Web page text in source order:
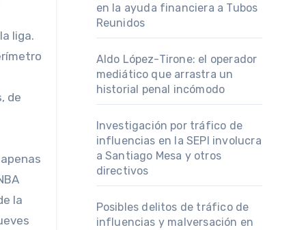
de
la
en la ayuda financiera a Tubos
Reunidos
Aldo López-Tirone: el operador
mediático que arrastra un
historial penal incómodo
Investigación por tráfico de
influencias en la SEPI involucra
a Santiago Mesa y otros
directivos
Posibles delitos de tráfico de
influencias y malversación en